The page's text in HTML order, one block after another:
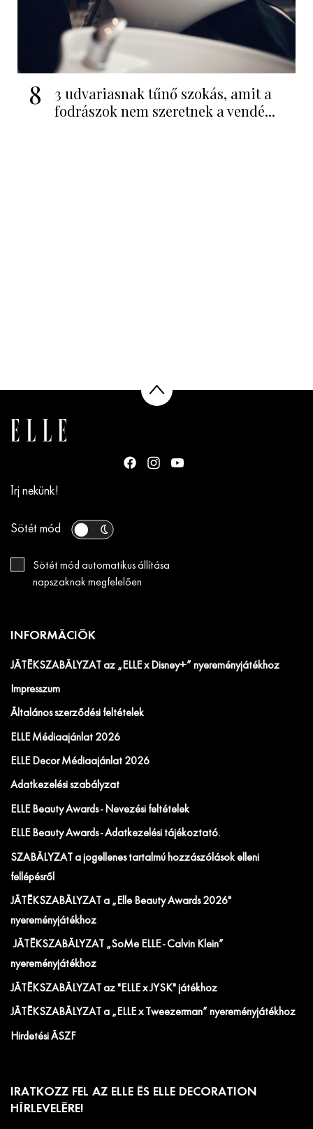
8
3 udvariasnak tűnő szokás, amit a
fodrászok nem szeretnek a vendé...
Írj nekünk!
Sötét mód
Sötét mód automatikus állítása
napszaknak megfelelően
INFORMÁCIÓK
JÁTÉKSZABÁLYZAT az „ELLE x Disney+” nyereményjátékhoz
Impresszum
Általános szerződési feltételek
ELLE Médiaajánlat 2026
ELLE Decor Médiaajánlat 2026
Adatkezelési szabályzat
ELLE Beauty Awards - Nevezési feltételek
ELLE Beauty Awards - Adatkezelési tájékoztató.
SZABÁLYZAT a jogellenes tartalmú hozzászólások elleni
fellépésről
JÁTÉKSZABÁLYZAT a „Elle Beauty Awards 2026"
nyereményjátékhoz
JÁTÉKSZABÁLYZAT „SoMe ELLE - Calvin Klein”
nyereményjátékhoz
JÁTÉKSZABÁLYZAT az "ELLE x JYSK" játékhoz
JÁTÉKSZABÁLYZAT a „ELLE x Tweezerman” nyereményjátékhoz
Hirdetési ÁSZF
IRATKOZZ FEL AZ ELLE ÉS ELLE DECORATION
HÍRLEVELÉRE!